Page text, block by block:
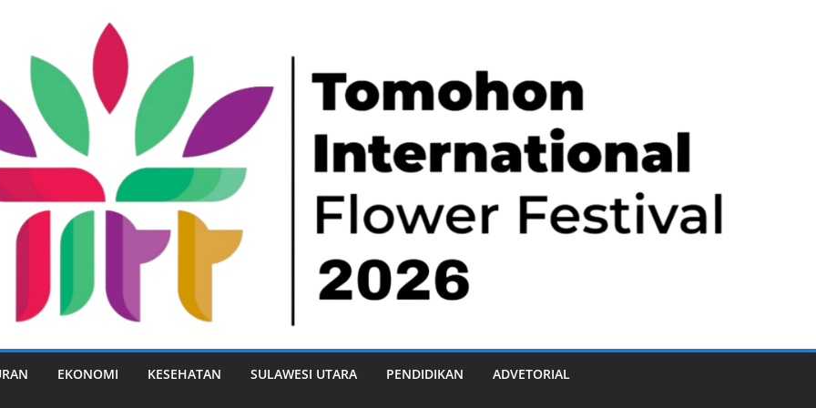
EKONOMI KESEHATAN SULAWESI UTARA PENDIDIKAN ADVETORIAL